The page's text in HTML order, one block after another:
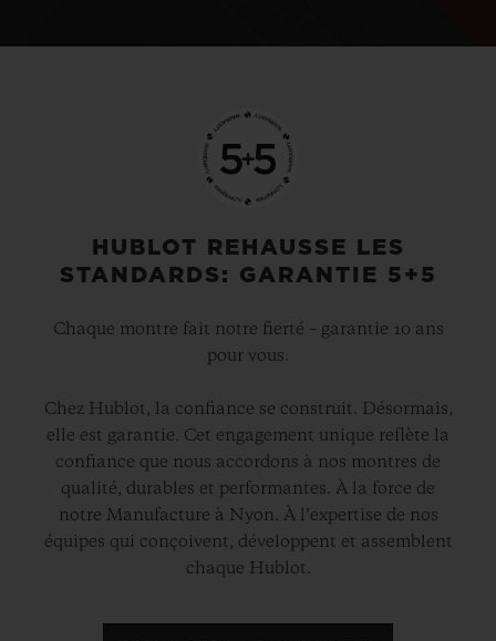
HUBLOT REHAUSSE LES
STANDARDS: GARANTIE 5+5
Chaque montre fait notre fierté – garantie 10 ans
pour vous.
Chez Hublot, la confiance se construit. Désormais,
elle est garantie. Cet engagement unique reflète la
confiance que nous accordons à nos montres de
qualité, durables et performantes. À la force de
notre Manufacture à Nyon. À l’expertise de nos
équipes qui conçoivent, développent et assemblent
chaque Hublot.